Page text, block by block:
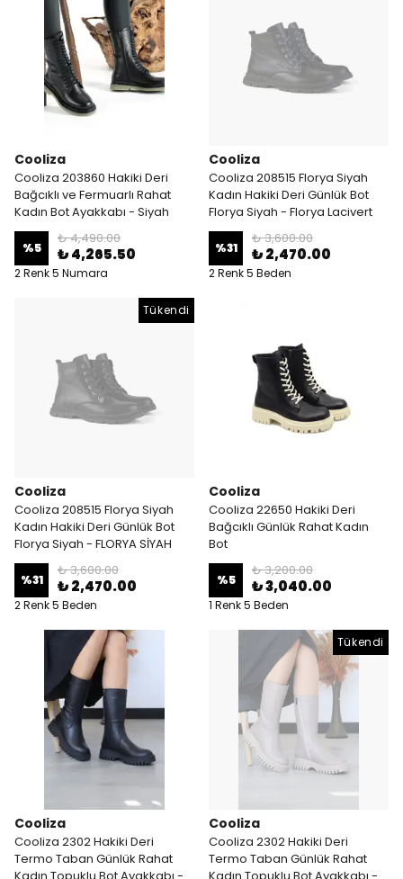
Cooliza
Cooliza 203860 Hakiki Deri
Bağcıklı ve Fermuarlı Rahat
Kadın Bot Ayakkabı - Siyah
%5
₺ 4,490.00
₺ 4,265.50
2 Renk 5 Numara
Cooliza
Cooliza 208515 Florya Siyah
Kadın Hakiki Deri Günlük Bot
Florya Siyah - Florya Lacivert
%31
₺ 3,600.00
₺ 2,470.00
2 Renk 5 Beden
Tükendi
Cooliza
Cooliza 208515 Florya Siyah
Kadın Hakiki Deri Günlük Bot
Florya Siyah - FLORYA SİYAH
%31
₺ 3,600.00
₺ 2,470.00
2 Renk 5 Beden
Cooliza
Cooliza 22650 Hakiki Deri
Bağcıklı Günlük Rahat Kadın
Bot
%5
₺ 3,200.00
₺ 3,040.00
1 Renk 5 Beden
Cooliza
Cooliza 2302 Hakiki Deri
Termo Taban Günlük Rahat
Tükendi
Cooliza
Cooliza 2302 Hakiki Deri
Termo Taban Günlük Rahat